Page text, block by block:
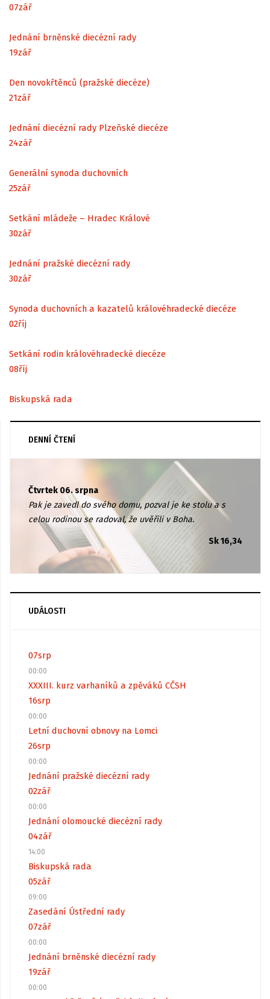
07zář
Jednání brněnské diecézní rady
19zář
Den novokřtěnců (pražské diecéze)
21zář
Jednání diecézní rady Plzeňské diecéze
24zář
Generální synoda duchovních
25zář
Setkání mládeže – Hradec Králové
30zář
Jednání pražské diecézní rady
30zář
Synoda duchovních a kazatelů královéhradecké diecéze
02říj
Setkání rodin královéhradecké diecéze
08říj
Biskupská rada
DENNÍ ČTENÍ
Čtvrtek 06. srpna
Pak je zavedl do svého domu, pozval je ke stolu a s
celou rodinou se radoval, že uvěřili v Boha.
Sk 16,34
UDÁLOSTI
07srp
00:00
XXXIII. kurz varhaníků a zpěváků CČSH
16srp
00:00
Letní duchovní obnovy na Lomci
26srp
00:00
Jednání pražské diecézní rady
02zář
00:00
Jednání olomoucké diecézní rady
04zář
14:00
Biskupská rada
05zář
09:00
Zasedání Ústřední rady
07zář
00:00
Jednání brněnské diecézní rady
19zář
00:00